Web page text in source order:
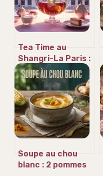
Tea Time au
Shangri-La Paris :
3 créations salées
et l’art de la
coupole Eiffel
Soupe au chou
blanc : 2 pommes